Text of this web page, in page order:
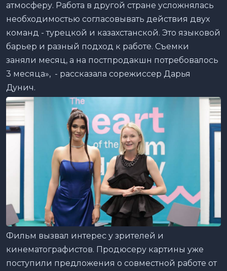
атмосферу. Работа в другой стране усложнялась
необходимостью согласовывать действия двух
команд - турецкой и казахстанской. Это языковой
барьер и разный подход к работе. Съемки
заняли месяц, а на постпродакшн потребовалось
3 месяца», - рассказала сорежиссер Дарья
Дунич.
Фильм вызвал интерес у зрителей и
кинематографистов. Продюсеру картины уже
поступили предложения о совместной работе от